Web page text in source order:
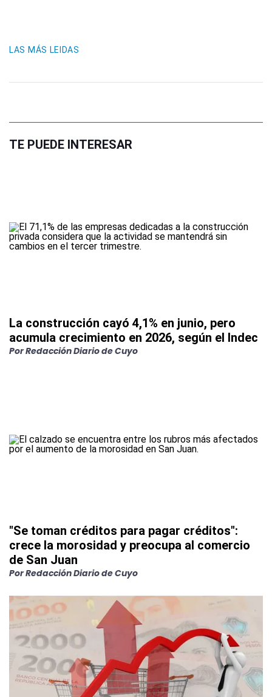
LAS MÁS LEIDAS
TE PUEDE INTERESAR
La construcción cayó 4,1% en junio, pero
acumula crecimiento en 2026, según el Indec
PorRedacción Diario de Cuyo
"Se toman créditos para pagar créditos":
crece la morosidad y preocupa al comercio
de San Juan
PorRedacción Diario de Cuyo